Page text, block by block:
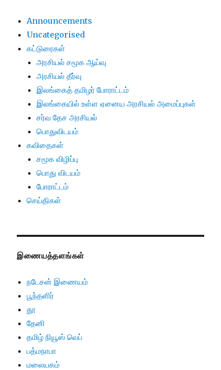
Announcements
Uncategorised
கட்டுரைகள்
அரசியல் சமூக ஆய்வு
அரசியல் தீர்வு
இலங்கைத் தமிழர் போராட்டம்
இலங்கையில் உள்ள ஏனைய அரசியல் அமைப்புகள்
சர்வ தேச அரசியல்
பொதுவிடயம்
கவிதைகள்
சமூக விழிப்பு
பொது விடயம்
போராட்டம்
செய்திகள்
இணையத்தளங்கள்
நடேசன் இணையம்
பூந்தளிர்
தூ
தேனி
தமிழ் நியூஸ் வெப்
பத்மநாபா
மலையகம்